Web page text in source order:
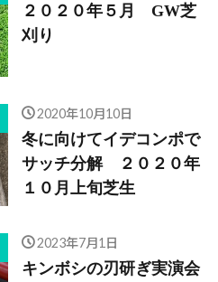
２０２０年５月 GW芝
刈り
2020年10月10日
冬に向けてイデコンポで
サッチ分解 ２０２０年
１０月上旬芝生
2023年7月1日
キンボシの刃研ぎ実演会